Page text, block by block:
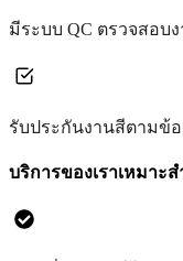
มีระบบ QC ตรวจสอบ
รับประกันงานสีตามข้
บริการของเราเหมาะ